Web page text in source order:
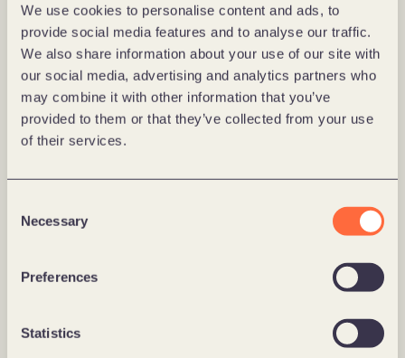
We use cookies to personalise content and ads, to
provide social media features and to analyse our traffic.
We also share information about your use of our site with
our social media, advertising and analytics partners who
may combine it with other information that you’ve
provided to them or that they’ve collected from your use
of their services.
Selection
Necessary
Preferences
Statistics
0